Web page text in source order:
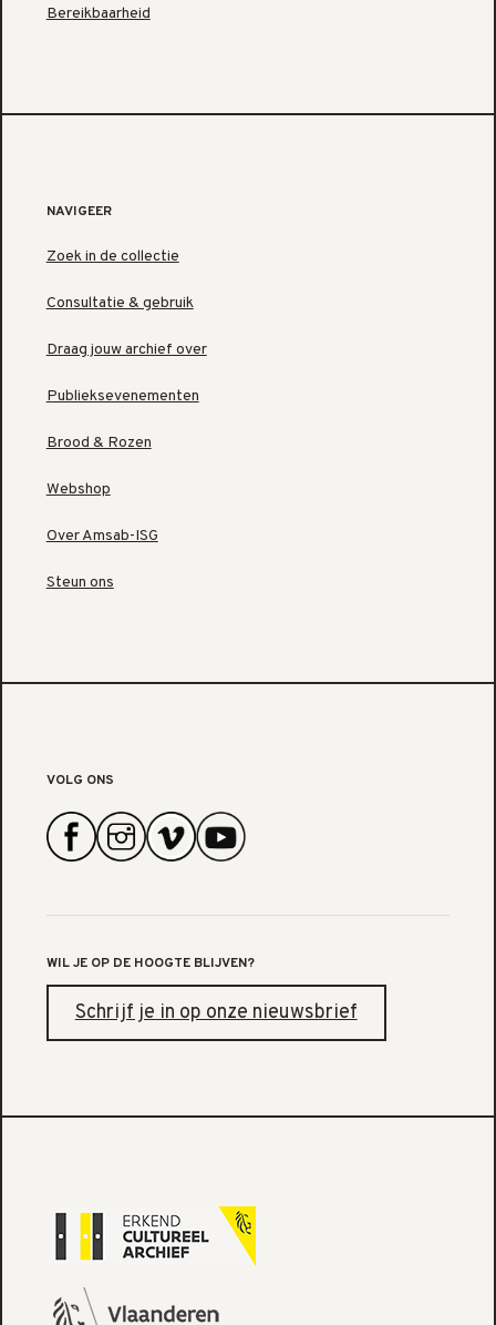
Bereikbaarheid
NAVIGEER
Zoek in de collectie
Consultatie & gebruik
Draag jouw archief over
Publieksevenementen
Brood & Rozen
Webshop
Over Amsab-ISG
Steun ons
VOLG ONS
WIL JE OP DE HOOGTE BLIJVEN?
Schrijf je in op onze nieuwsbrief